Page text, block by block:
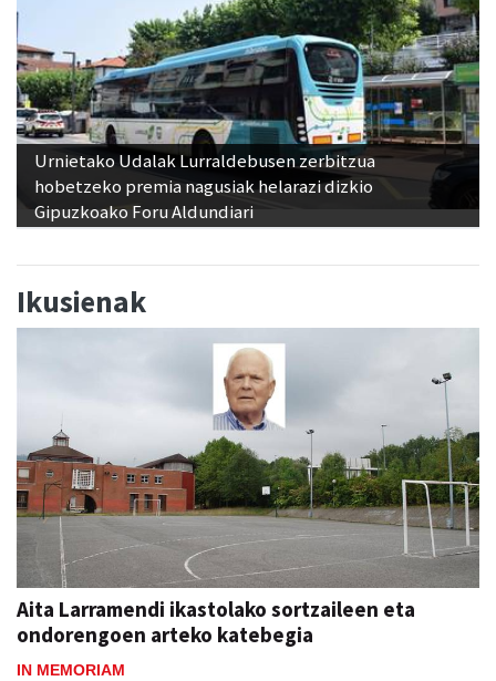
Urnietako Udalak Lurraldebusen zerbitzua
hobetzeko premia nagusiak helarazi dizkio
Gipuzkoako Foru Aldundiari
Ikusienak
Aita Larramendi ikastolako sortzaileen eta
ondorengoen arteko katebegia
IN MEMORIAM